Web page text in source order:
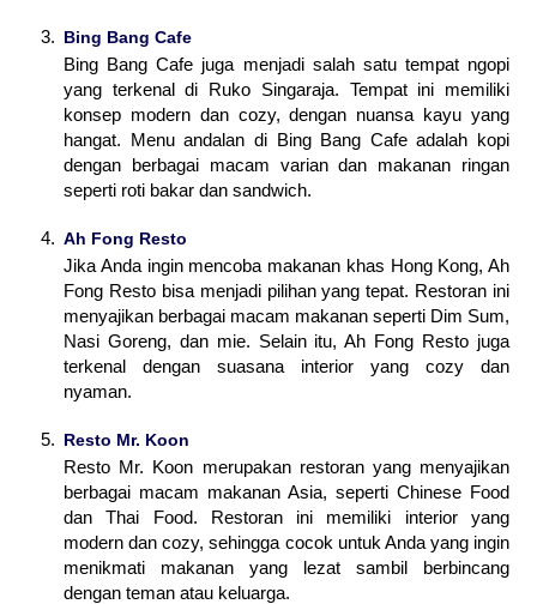
Bing Bang Cafe
Bing Bang Cafe juga menjadi salah satu tempat ngopi
yang terkenal di Ruko Singaraja. Tempat ini memiliki
konsep modern dan cozy, dengan nuansa kayu yang
hangat. Menu andalan di Bing Bang Cafe adalah kopi
dengan berbagai macam varian dan makanan ringan
seperti roti bakar dan sandwich.
Ah Fong Resto
Jika Anda ingin mencoba makanan khas Hong Kong, Ah
Fong Resto bisa menjadi pilihan yang tepat. Restoran ini
menyajikan berbagai macam makanan seperti Dim Sum,
Nasi Goreng, dan mie. Selain itu, Ah Fong Resto juga
terkenal dengan suasana interior yang cozy dan
nyaman.
Resto Mr. Koon
Resto Mr. Koon merupakan restoran yang menyajikan
berbagai macam makanan Asia, seperti Chinese Food
dan Thai Food. Restoran ini memiliki interior yang
modern dan cozy, sehingga cocok untuk Anda yang ingin
menikmati makanan yang lezat sambil berbincang
dengan teman atau keluarga.